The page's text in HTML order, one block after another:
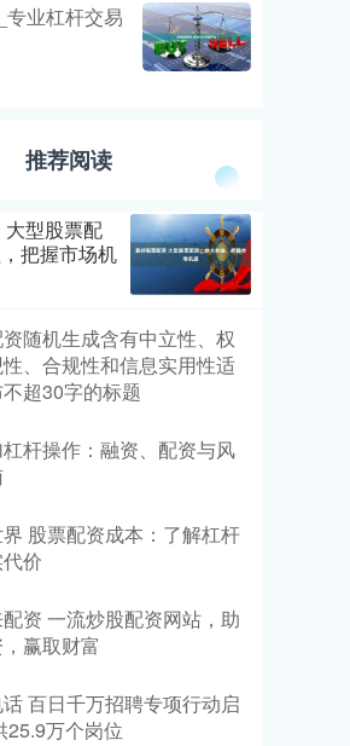
业杠杆交易
推荐阅读
型股票配
把握市场机
随机生成含有中立性、权
、合规性和信息实用性适
超30字的标题
杆操作：融资、配资与风
股票配资成本：了解杠杆
价
资 一流炒股配资网站，助
赢取财富
百日千万招聘专项行动启
25.9万个岗位